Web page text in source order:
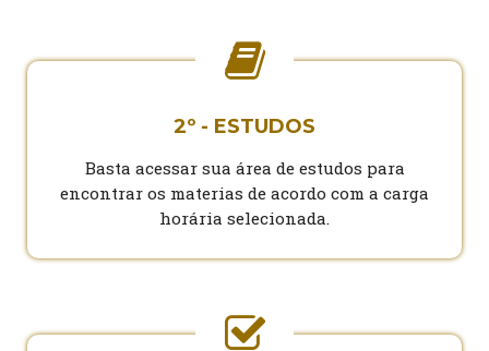
2º - ESTUDOS
Basta acessar sua área de estudos para
encontrar os materias de acordo com a carga
horária selecionada.